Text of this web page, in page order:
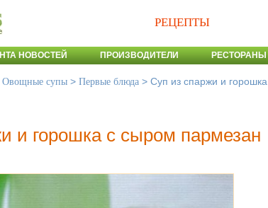
РЕЦЕПТЫ
НОВОСТЕЙ ПРОИЗВОДИТЕЛИ РЕСТОРАНЫ
Овощные супы > Первые блюда > Суп из спаржи и
и горошка с сыром пармезан